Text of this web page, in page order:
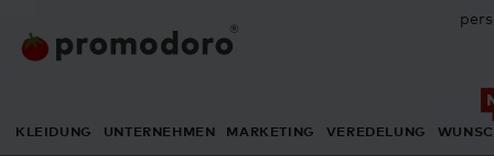
KLEIDUNG UNTERNEHMEN MARKETING VEREDELUNG